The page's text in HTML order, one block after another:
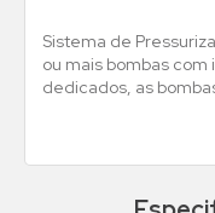
Sistema de
ou mais bombas
dedicados, as